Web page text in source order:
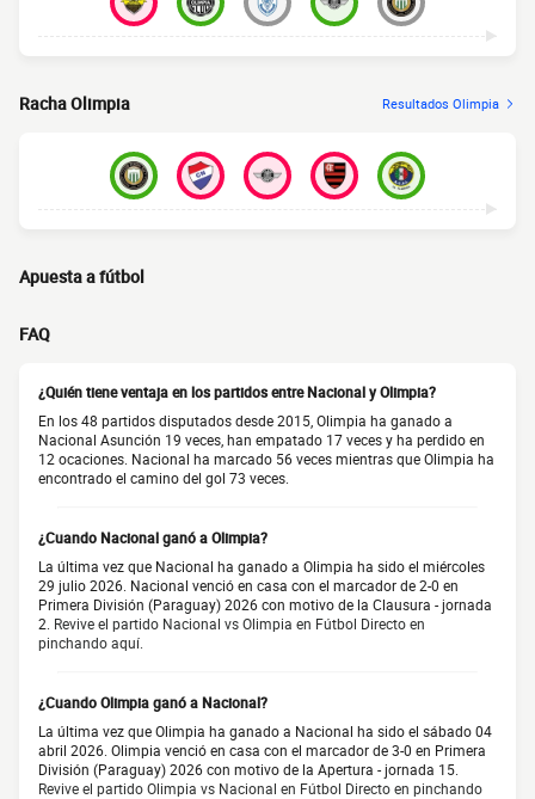
Racha Olimpia Resultados Olimpia
Apuesta a fútbol
FAQ
¿Quién tiene ventaja en los partidos entre Nacional y Olimpia?
En los 48 partidos disputados desde 2015, Olimpia ha ganado a
Nacional Asunción 19 veces, han empatado 17 veces y ha perdido en
12 ocaciones. Nacional ha marcado 56 veces mientras que Olimpia ha
encontrado el camino del gol 73 veces.
¿Cuando Nacional ganó a Olimpia?
La última vez que Nacional ha ganado a Olimpia ha sido el miércoles
29 julio 2026. Nacional venció en casa con el marcador de 2-0 en
Primera División (Paraguay) 2026 con motivo de la Clausura - jornada
2. Revive el partido Nacional vs Olimpia en Fútbol Directo en
pinchando aquí.
¿Cuando Olimpia ganó a Nacional?
La última vez que Olimpia ha ganado a Nacional ha sido el sábado 04
abril 2026. Olimpia venció en casa con el marcador de 3-0 en Primera
División (Paraguay) 2026 con motivo de la Apertura - jornada 15.
Revive el partido Olimpia vs Nacional en Fútbol Directo en pinchando